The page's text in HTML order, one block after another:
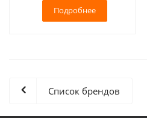
Подробнее
Список брендов